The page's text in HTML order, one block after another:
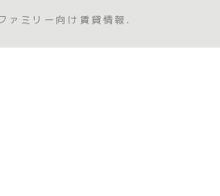
ミリー向け賃貸情報.